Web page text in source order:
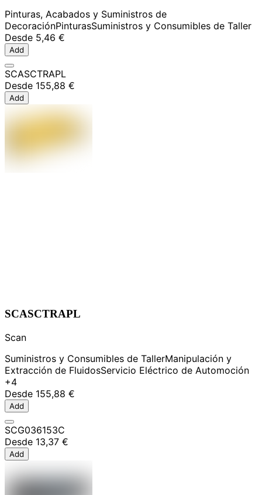
Pinturas, Acabados y Suministros de
DecoraciónPinturasSuministros y Consumibles de Taller
Desde 5,46 €
Add
SCASCTRAPL
Desde 155,88 €
Add
SCASCTRAPL
Scan
Suministros y Consumibles de TallerManipulación y
Extracción de FluidosServicio Eléctrico de Automoción
+4
Desde 155,88 €
Add
SCG036153C
Desde 13,37 €
Add